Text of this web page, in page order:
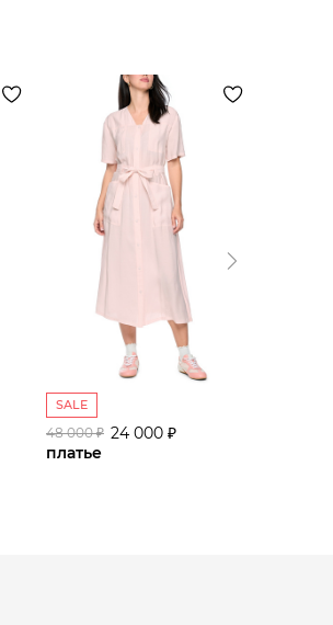
SALE
48 000 ₽ 24 000 ₽
платье